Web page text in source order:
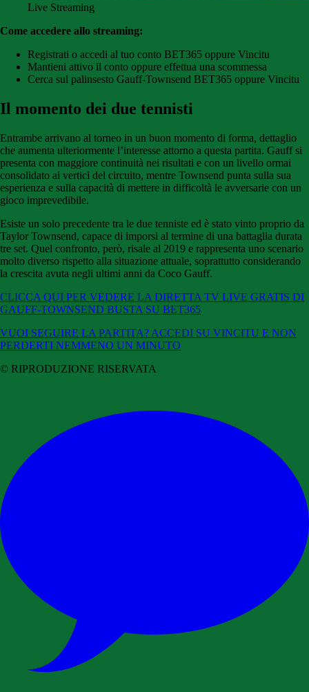
Live Streaming
Come accedere allo streaming:
Registrati o accedi al tuo conto BET365 oppure Vincitu
Mantieni attivo il conto oppure effettua una scommessa
Cerca sul palinsesto Gauff-Townsend BET365 oppure Vincitu
Il momento dei due tennisti
Entrambe arrivano al torneo in un buon momento di forma, dettaglio
che aumenta ulteriormente l’interesse attorno a questa partita. Gauff si
presenta con maggiore continuità nei risultati e con un livello ormai
consolidato ai vertici del circuito, mentre Townsend punta sulla sua
esperienza e sulla capacità di mettere in difficoltà le avversarie con un
gioco imprevedibile.
Esiste un solo precedente tra le due tenniste ed è stato vinto proprio da
Taylor Townsend, capace di imporsi al termine di una battaglia durata
tre set. Quel confronto, però, risale al 2019 e rappresenta uno scenario
molto diverso rispetto alla situazione attuale, soprattutto considerando
la crescita avuta negli ultimi anni da Coco Gauff.
CLICCA QUI PER VEDERE LA DIRETTA TV LIVE GRATIS DI
GAUFF-TOWNSEND BUSTA SU BET365
VUOI SEGUIRE LA PARTITA? ACCEDI SU VINCITU E NON
PERDERTI NEMMENO UN MINUTO
© RIPRODUZIONE RISERVATA